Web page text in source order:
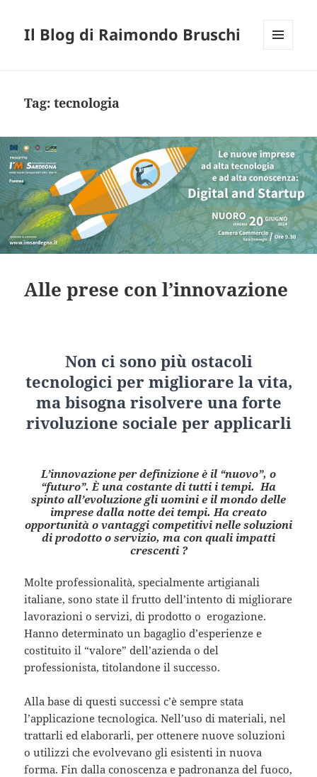
Il Blog di Raimondo Bruschi
Tag:tecnologia
Alle prese con l’innovazione
Non ci sono più ostacoli
tecnologici per migliorare la vita,
ma bisogna risolvere una forte
rivoluzione sociale per applicarli
L’innovazione per definizione è il “nuovo”, o
“futuro”. È una costante di tutti i tempi. Ha
spinto all’evoluzione gli uomini e il mondo delle
imprese dalla notte dei tempi. Ha creato
opportunità o vantaggi competitivi nelle soluzioni
di prodotto o servizio, ma con quali impatti
crescenti ?
Molte professionalità, specialmente artigianali
italiane, sono state il frutto dell’intento di migliorare
lavorazioni o servizi, di prodotto o erogazione.
Hanno determinato un bagaglio d’esperienze e
costituito il “valore” dell’azienda o del
professionista, titolandone il successo.
Alla base di questi successi c’è sempre stata
l’applicazione tecnologica. Nell’uso di materiali, nel
trattarli ed elaborarli, per ottenere nuove soluzioni
o utilizzi che evolvevano gli esistenti in nuova
forma. Fin dalla conoscenza e padronanza del fuoco,